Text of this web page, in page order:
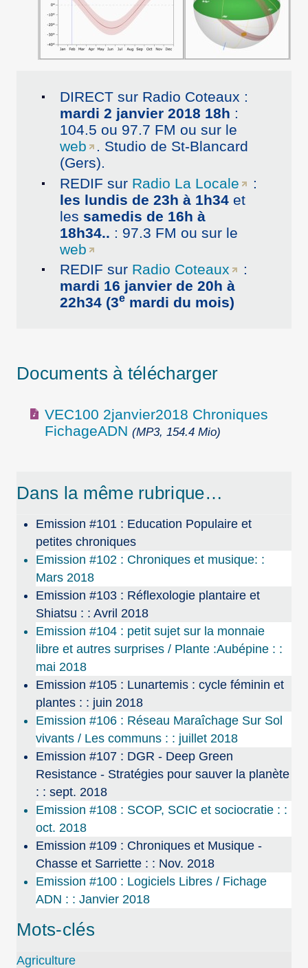
DIRECT sur Radio Coteaux :
mardi 2 janvier 2018 18h :
104.5 ou 97.7 FM ou sur le
web
. Studio de St-Blancard
(Gers).
REDIF sur Radio La Locale
:
les lundis de 23h à 1h34et
les samedis de 16h à
18h34.. : 97.3 FM ou sur le
web
REDIF sur Radio Coteaux
:
mardi 16 janvier de 20h à
22h34 (3emardi du mois)
Documents à télécharger
VEC100 2janvier2018 Chroniques
FichageADN (MP3, 154.4 Mio)
Dans la même rubrique…
Emission #101 : Education Populaire et
petites chroniques
Emission #102 : Chroniques et musique: :
Mars 2018
Emission #103 : Réflexologie plantaire et
Shiatsu : : Avril 2018
Emission #104 : petit sujet sur la monnaie
libre et autres surprises / Plante :Aubépine : :
mai 2018
Emission #105 : Lunartemis : cycle féminin et
plantes : : juin 2018
Emission #106 : Réseau Maraîchage Sur Sol
vivants / Les communs : : juillet 2018
Emission #107 : DGR - Deep Green
Resistance - Stratégies pour sauver la planète
: : sept. 2018
Emission #108 : SCOP, SCIC et sociocratie : :
oct. 2018
Emission #109 : Chroniques et Musique -
Chasse et Sarriette : : Nov. 2018
Emission #100 : Logiciels Libres / Fichage
ADN : : Janvier 2018
Mots-clés
Agriculture